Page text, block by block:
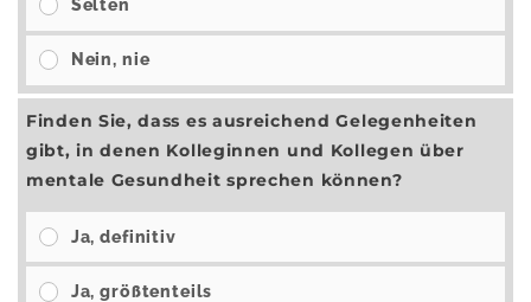
Selten
Nein, nie
Finden Sie, dass es ausreichend Gelegenheiten
gibt, in denen Kolleginnen und Kollegen über
mentale Gesundheit sprechen können?
Ja, definitiv
Ja, größtenteils